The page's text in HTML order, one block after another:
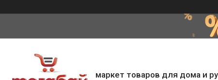
маркет товаров для дома и